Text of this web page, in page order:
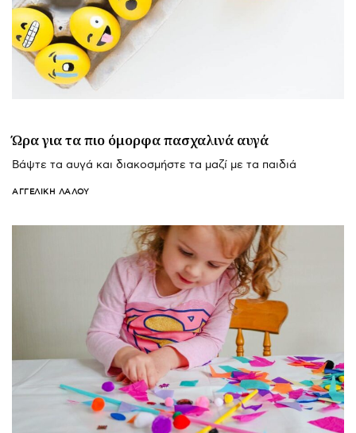
Ώρα για τα πιο όμορφα πασχαλινά αυγά
Βάψτε τα αυγά και διακοσμήστε τα μαζί με τα παιδιά
ΑΓΓΕΛΙΚΉ ΛΆΛΟΥ